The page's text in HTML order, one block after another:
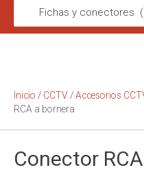
Fichas y conectores
Inicio / CCTV/Accesorios
RCA a bornera
Conector